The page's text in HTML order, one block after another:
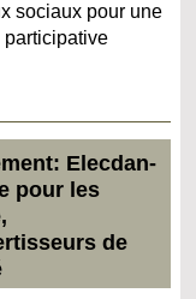
sociaux pour une
Elecdan-
pour les
de